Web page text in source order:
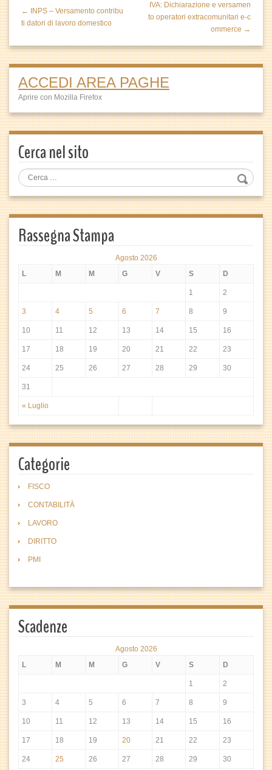
← INPS – Versamento contribu
ti datori di lavoro domestico
IVA: Dichiarazione e versamen
to operatori extracomunitari e-c
ommerce →
ACCEDI AREA PAGHE
Aprire con Mozilla Firefox
Cerca nel sito
Rassegna Stampa
Agosto 2026
L
M M G V S D
« Luglio
1 2
3 4 5 6 7 8 9
10 11 12 13 14 15 16
17 18 19 20 21 22 23
24 25 26 27 28 29 30
31
Categorie
FISCO
CONTABILITÀ
LAVORO
DIRITTO
PMI
Scadenze
Agosto 2026
L
M M G V S D
1 2
3 4 5 6 7 8 9
10 11 12 13 14 15 16
17 18 19 20 21 22 23
24 25 26 27 28 29 30